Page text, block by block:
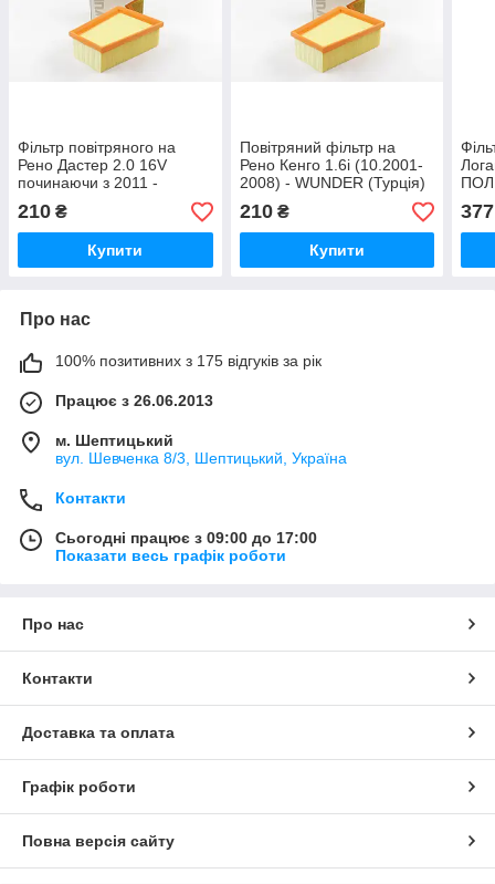
Фільтр повітряного на
Рено Дастер 2.0 16V
починаючи з 2011 -
WUNDER WH801
210 ₴
Купити
Повітряний фільтр на
Рено Кенго 1.6i (10.2001-
2008) - WUNDER (Турція)
WH801
210₴
Купити
377
Про нас
100% позитивних з 175 відгуків за рік
Працює з 26.06.2013
м. Шептицький
вул. Шевченка 8/3, Шептицький, Україна
Контакти
Сьогодні працює з 09:00 до 17:00
Показати весь графік роботи
Про нас
Контакти
Доставка та оплата
Графік роботи
Повна версія сайту